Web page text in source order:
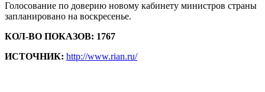
Голосование по доверию новому кабинету министров страны
запланировано на воскресенье.
КОЛ-ВО ПОКАЗОВ: 1767
ИСТОЧНИК: http://www.rian.ru/